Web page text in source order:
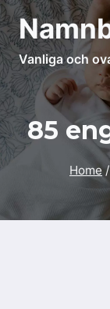
Skip
to
content
Vanliga och
85
Home /